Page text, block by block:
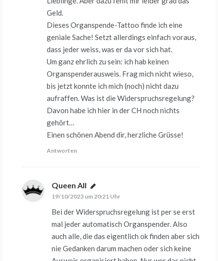
Geld.
Dieses Organspende-Tattoo finde ich eine
geniale Sache! Setzt allerdings einfach voraus,
dass jeder weiss, was er da vor sich hat.
Um ganz ehrlich zu sein: ich hab keinen
Organspenderausweis. Frag mich nicht wieso,
bis jetzt konnte ich mich (noch) nicht dazu
aufraffen. Was ist die Widerspruchsregelung?
Davon habe ich hier in der CH noch nichts
gehört…
Einen schönen Abend dir, herzliche Grüsse!
Antworten
Queen All sagt:
19/10/2023 um 20:21 Uhr
Bei der Widerspruchsregelung ist per se erst
mal jeder automatisch Organspender. Also
auch alle, die das eigentlich ok finden aber sich
nie Gedanken darum machen oder sich keine